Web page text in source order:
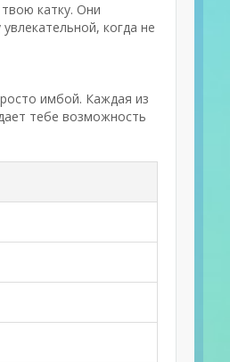
катку. Они
когда не
имбой. Каждая из
тебе возможность